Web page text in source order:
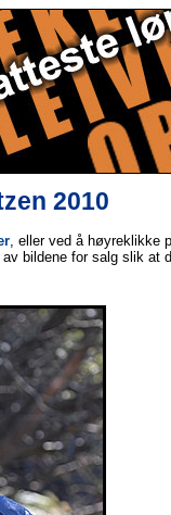
2010
, eller ved å høyreklikke
bildene for salg slik at